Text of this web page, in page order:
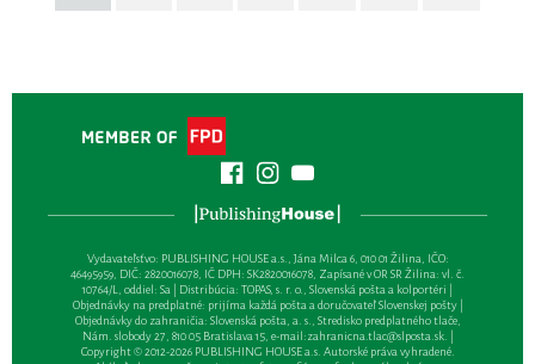
Vydavateľsťvo: PUBLISHING HOUSE a.s., Jána Milca 6, 010 01 Žilina, IČO:
46495959, DIČ: 2820016078, IČ DPH: SK2820016078, Zapísané v OR SR Žilina: vl. č.
10764/L, oddiel: Sa | Distribúcia: TOPAS, s. r. o., Slovenská pošta a kolportéri |
Objednávky na predplatné: prijíma každá pošta a doručovateľ Slovenskej pošty |
Objednávky do zahraničia: Slovenská pošta, a. s., Stredisko predplatného tlače,
Nám. slobody 27, 810 05 Bratislava 15, e-mail:zahranicna.tlac@slposta.sk. |
Copyright © 2012-2026 PUBLISHING HOUSE a.s. Autorské práva vyhradené.